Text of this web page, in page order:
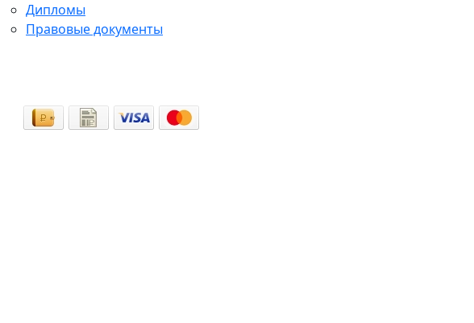
Дипломы
Правовые документы